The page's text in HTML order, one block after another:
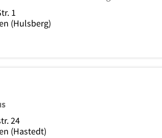
1
(Hulsberg)
24
(Hastedt)